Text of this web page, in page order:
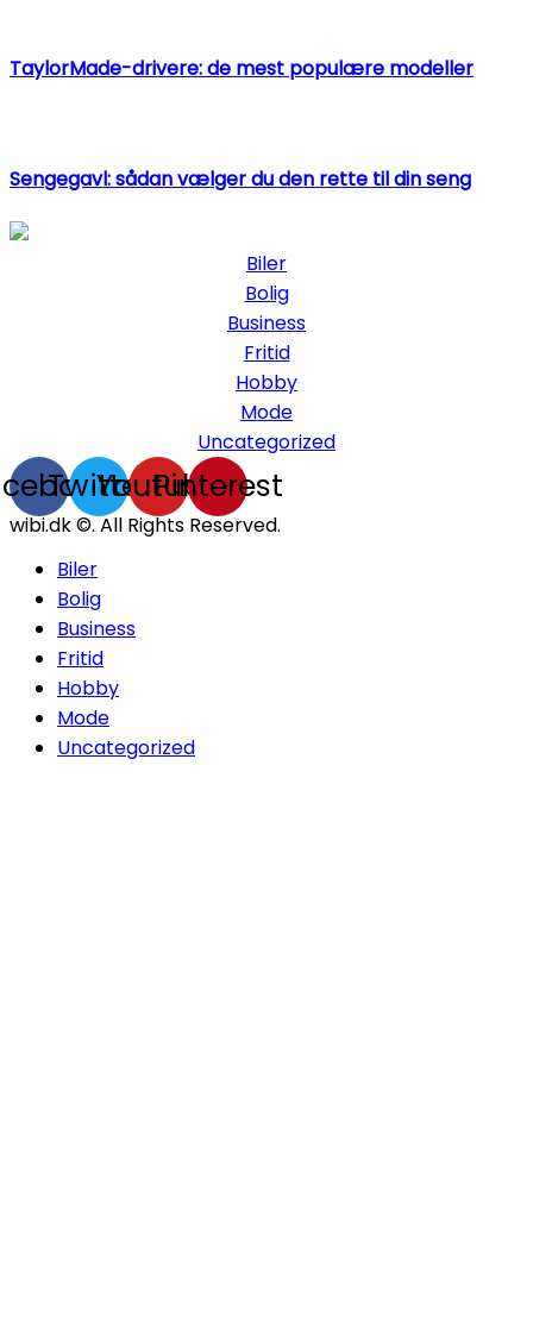
TaylorMade-drivere: de mest populære modeller
Sengegavl: sådan vælger du den rette til din seng
Biler
Bolig
Business
Fritid
Hobby
Mode
Uncategorized
TwitterYoutube
Pinterest
wibi.dk ©. All Rights Reserved.
Biler
Bolig
Business
Fritid
Hobby
Mode
Uncategorized